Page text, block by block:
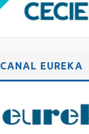
CANAL EUREKA